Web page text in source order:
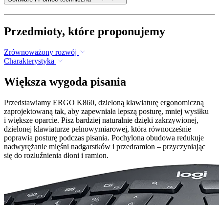
Przedmioty, które proponujemy
Zrównoważony rozwój
Charakterystyka
Większa wygoda pisania
Przedstawiamy ERGO K860, dzieloną klawiaturę ergonomiczną
zaprojektowaną tak, aby zapewniała lepszą posturę, mniej wysiłku
i większe oparcie. Pisz bardziej naturalnie dzięki zakrzywionej,
dzielonej klawiaturze pełnowymiarowej, która równocześnie
poprawia posturę podczas pisania. Pochylona obudowa redukuje
nadwyrężanie mięśni nadgarstków i przedramion – przyczyniając
się do rozluźnienia dłoni i ramion.